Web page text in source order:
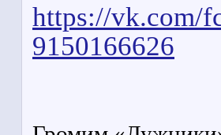
https://vk.com/
9150166626